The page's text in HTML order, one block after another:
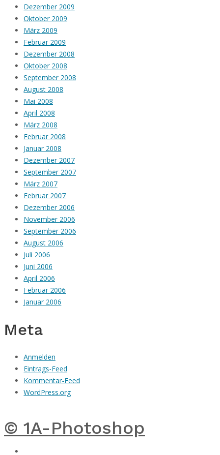
Dezember 2009
Oktober 2009
März 2009
Februar 2009
Dezember 2008
Oktober 2008
September 2008
August 2008
Mai 2008
April 2008
März 2008
Februar 2008
Januar 2008
Dezember 2007
September 2007
März 2007
Februar 2007
Dezember 2006
November 2006
September 2006
August 2006
Juli 2006
Juni 2006
April 2006
Februar 2006
Januar 2006
Meta
Anmelden
Eintrags-Feed
Kommentar-Feed
WordPress.org
© 1A-Photoshop